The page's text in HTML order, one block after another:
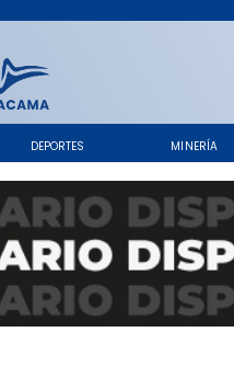
DEPORTES MINERÍA